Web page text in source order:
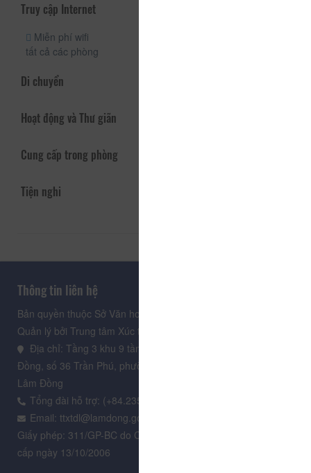
Truy cập Internet
Miễn phí wifi
tất cả các phòng
Di chuyển
Hoạt động và Thư giãn
Cung cấp trong phòng
Tiện nghi
Thông tin liên hệ
Bản quyền thuộc Sở Văn hoá, Thể thao và Du lịch Lâm Đồng.
Quản lý bởi Trung tâm Xúc tiến Du lịch Lâm Đồng
Địa chỉ: Tầng 3 khu 9 tầng, Trung tâm Hành chính tỉnh Lâm
Đồng, số 36 Trần Phú, phường Xuân Hương - Đà Lạt, tỉnh
Lâm Đồng
Tổng đài hỗ trợ: (+84.235) 3.916.961
Email: ttxtdl@lamdong.gov.vn
Giấy phép: 311/GP-BC do Cục Báo chí - Bộ Văn hóa Thông tin
cấp ngày 13/10/2006